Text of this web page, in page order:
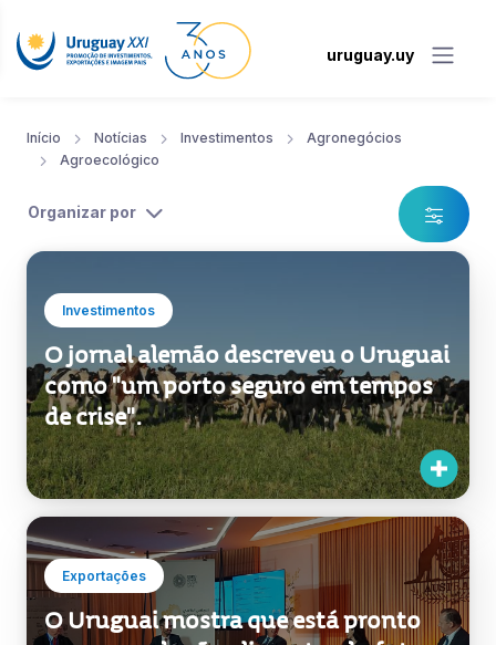
uruguay.uy
Início Notícias Investimentos
Agronegócios
Agroecológico
Organizar por
Investimentos
O jornal alemão descreveu o Uruguai
como "um porto seguro em tempos
de crise".
Exportações
O Uruguai mostra que está pronto